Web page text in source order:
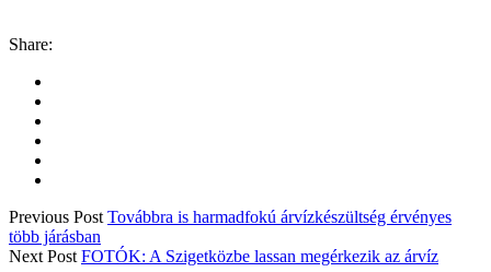
Share:
Previous Post Továbbra is harmadfokú árvízkészültség érvényes
több járásban
Next Post FOTÓK: A Szigetközbe lassan megérkezik az árvíz